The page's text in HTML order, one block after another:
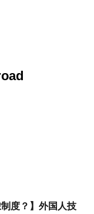
制度？】外国人技